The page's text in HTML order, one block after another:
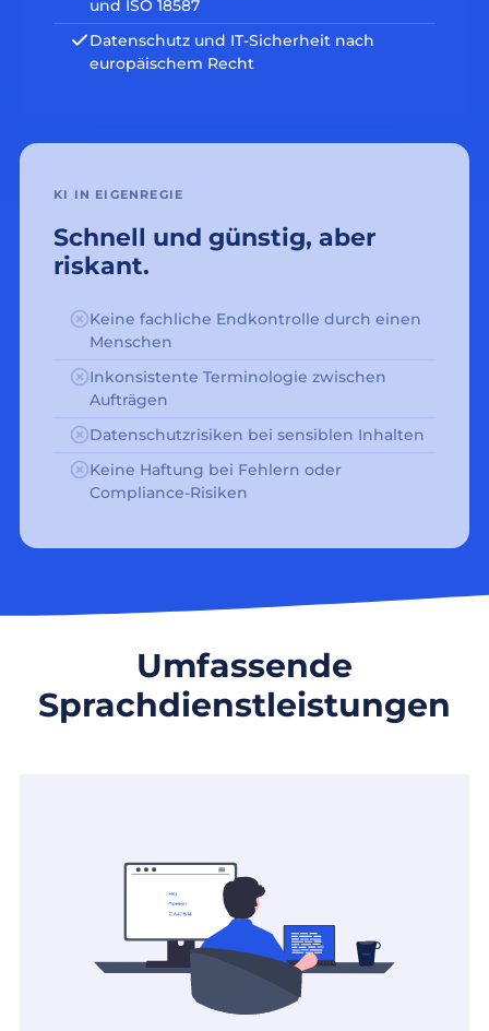
und ISO 18587
Datenschutz und IT-Sicherheit nach
europäischem Recht
KI IN EIGENREGIE
Schnell und günstig, aber
riskant.
Keine fachliche Endkontrolle durch einen
Menschen
Inkonsistente Terminologie zwischen
Aufträgen
Datenschutzrisiken bei sensiblen Inhalten
Keine Haftung bei Fehlern oder
Compliance-Risiken
Umfassende
Sprachdienstleistungen